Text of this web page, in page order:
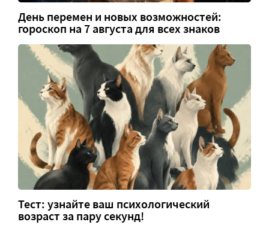
День перемен и новых возможностей:
гороскоп на 7 августа для всех знаков
Тест: узнайте ваш психологический
возраст за пару секунд!